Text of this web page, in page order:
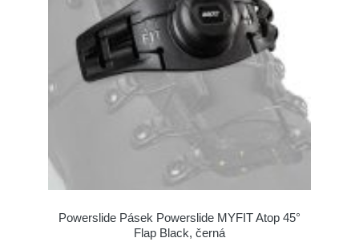
Powerslide Pásek Powerslide MYFIT Atop 45°
Flap Black, černá